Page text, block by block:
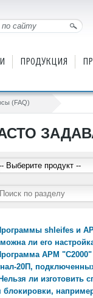
ПРОДУКЦИЯ
(FAQ)
shleifes и
ли его
АРМ "С2000"
20П,
ли изготовить
блокировки,